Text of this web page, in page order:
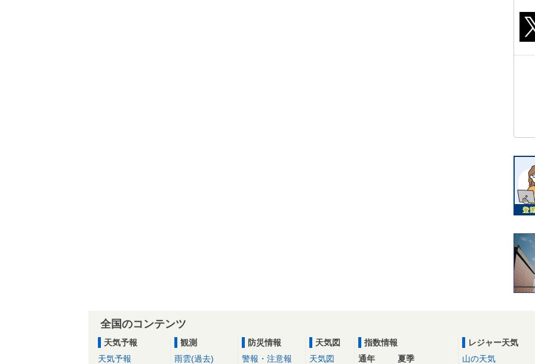
全国のコンテンツ
天気予報
天気予報
観測
雨雲(過去)
防災情報
警報・注意報
天気図
天気図
指数情報
通年
夏季
レジャー天気
山の天気